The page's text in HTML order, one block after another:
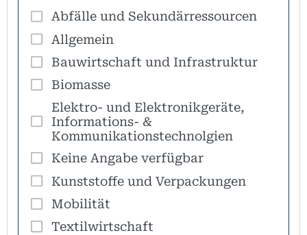
Abfälle und Sekundärressourcen
Allgemein
Bauwirtschaft und Infrastruktur
Biomasse
Elektro- und Elektronikgeräte,
Informations- &
Kommunikationstechnolgien
Keine Angabe verfügbar
Kunststoffe und Verpackungen
Mobilität
Textilwirtschaft